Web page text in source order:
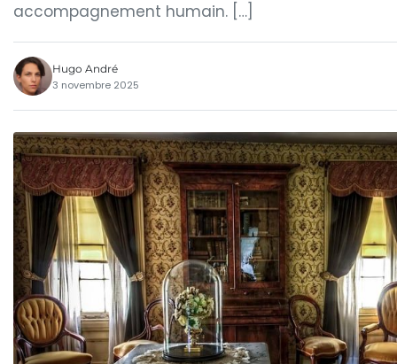
accompagnement humain. […]
Hugo André
3 novembre 2025